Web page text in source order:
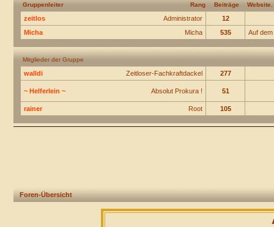
Rang
Gruppenleiter Beiträge Website
Administrator
zeitlos
12
Micha
Micha 535 Auf
Mitglieder der Gruppe
Zeitloser-Fachkraftdackel
walldi 277
Absolut Prokura !
~ Helferlein ~ 51
Root
rainer 105
Foren-Übersicht